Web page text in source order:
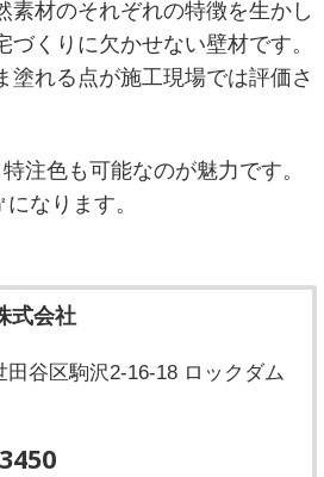
素材のそれぞれの特徴を生かし
くりに欠かせない壁材です。
塗れる点が施工現場では評価さ
注色も可能なのが魅力です。
なります。
式会社
田谷区駒沢2-16-18 ロックダム